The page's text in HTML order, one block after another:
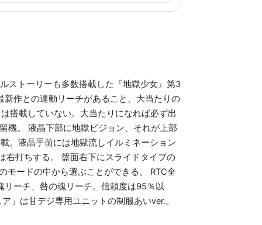
ストーリーも多数搭載した『地獄少女』第3
作との連動リーチがあること、大当たりの
搭載していない。大当たりになれば必ず出
機。 液晶下部に地獄ビジョン、それが上部
。液晶手前には地獄流しイルミネーション
右打ちする。 盤面右下にスライドタイプの
ードの中から選ぶことができる。 RTC全
ーチ、咎の魂リーチ。信頼度は95％以
」は甘デジ専用ユニットの制服あいver.。